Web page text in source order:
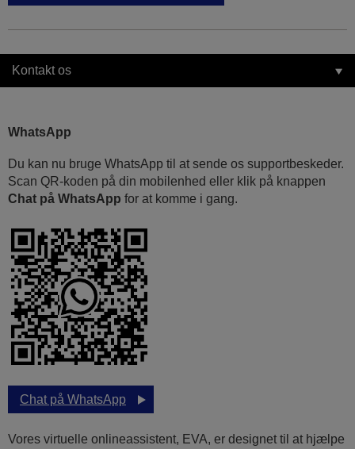
Kontakt os
WhatsApp
Du kan nu bruge WhatsApp til at sende os supportbeskeder.
Scan QR-koden på din mobilenhed eller klik på knappen
Chat på WhatsApp for at komme i gang.
Chat på WhatsApp
Vores virtuelle onlineassistent, EVA, er designet til at hjælpe